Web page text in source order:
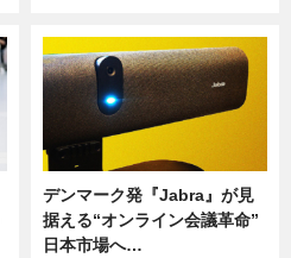
デンマーク発『Jabra』が見
据える“オンライン会議革命”
日本市場へ…